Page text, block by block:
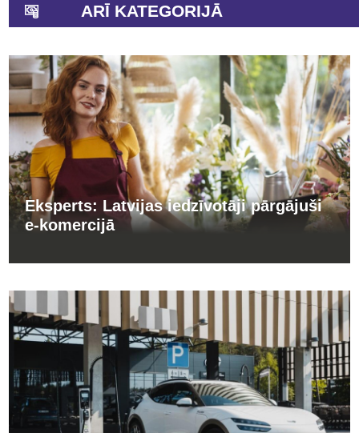
ARĪ KATEGORIJĀ
Eksperts: Latvijas iedzīvotāji pārgājuši
e-komercijā